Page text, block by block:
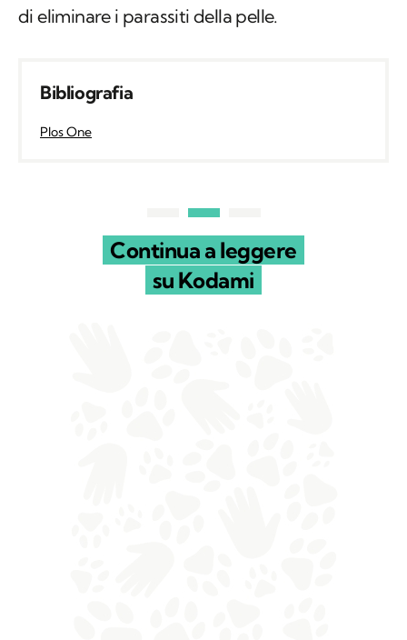
di eliminare i parassiti della pelle.
Bibliografia
Plos One
Continua a leggere
su Kodami